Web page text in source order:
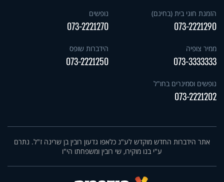
הזמנת חוגי בית (בחינם)
073-2221290
נופשים
073-2221270
ממיר צופיה
073-3333333
הידברות שופס
073-2221250
נופשים וסמינרים בחו"ל
073-2221202
אתר הידברות החדש מוקדש לע"נ כלאפו גדעון רובין בן שרינה ז"ל. נתרם
ע"י בנו מוקירו, שי רובין ומשפחתו הי"ו